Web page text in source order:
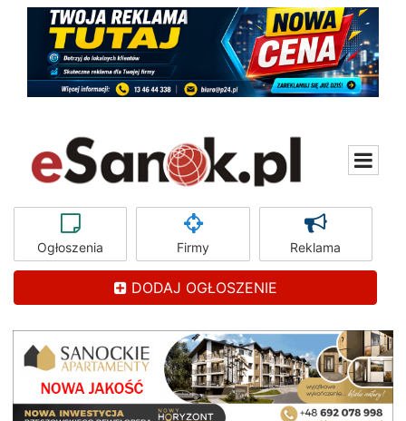
Ogłoszenia Firmy Reklama
DODAJ OGŁOSZENIE